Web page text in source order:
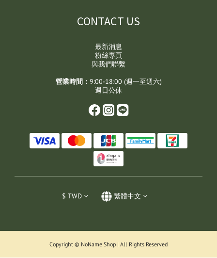
CONTACT US
最新消息
粉絲專頁
與我們聯繫
營業時間： 9:00-18:00 (週一至週六)
週日公休
$ TWD 繁體中文
Copyright © NoName Shop | All Rights Reserved